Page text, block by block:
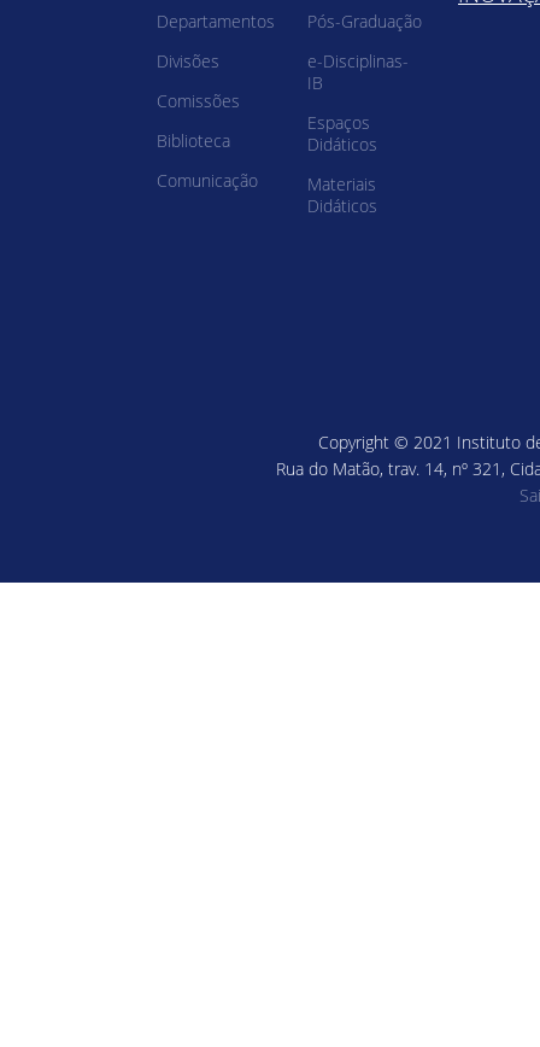
Departamentos
Divisões
Comissões
Biblioteca
Comunicação
Pós-Graduação
e-Disciplinas-
IB
Espaços
Didáticos
Materiais
Didáticos
Copyright © 2021 Instituto
Rua do Matão, trav. 14, nº 321,